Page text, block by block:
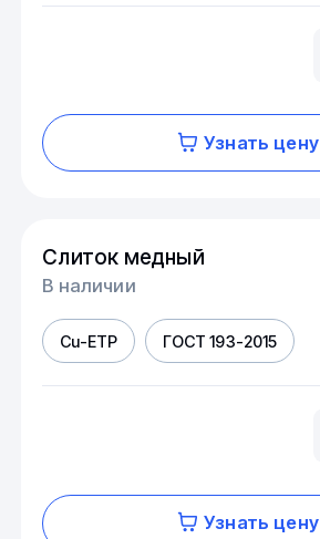
Узнать цену
Слиток медный
В наличии
Cu-ETP ГОСТ 193-2015
Узнать цену